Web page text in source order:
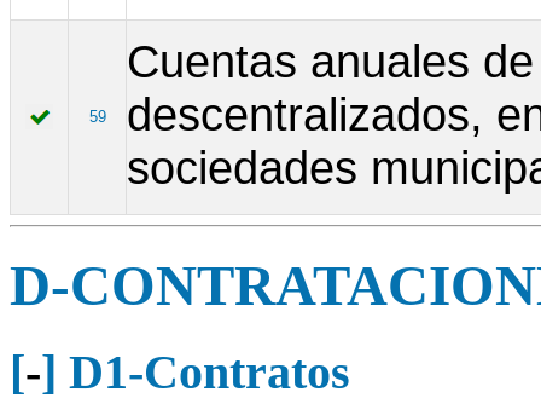
59
Cuentas anuales
descentralizados,
sociedades
D-
[-] D1-Contratos